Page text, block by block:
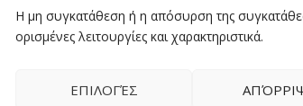
Η μη συγκατάθεση ή η απόσυρση της
ορισμένες λειτουργίες και χαρακτηριστικά.
ΕΠΙΛΟΓΈΣ